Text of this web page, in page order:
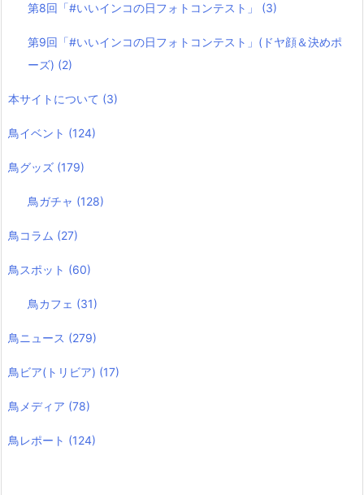
第8回「#いいインコの日フォトコンテスト」 (3)
第9回「#いいインコの日フォトコンテスト」(ドヤ顔＆決めポ
ーズ) (2)
本サイトについて (3)
鳥イベント (124)
鳥グッズ (179)
鳥ガチャ (128)
鳥コラム (27)
鳥スポット (60)
鳥カフェ (31)
鳥ニュース (279)
鳥ビア(トリビア) (17)
鳥メディア (78)
鳥レポート (124)